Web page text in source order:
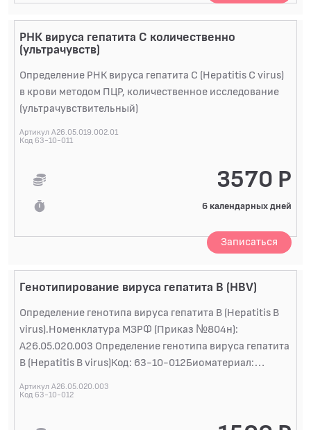
РНК вируса гепатита C количественно
(ультрачувств)
Определение РНК вируса гепатита C (Hepatitis C virus)
в крови методом ПЦР, количественное исследование
(ультрачувствительный)
Артикул A26.05.019.002.01
Код 63-10-011
3570 Р
6 календарных дней
Записаться
Генотипирование вируса гепатита B (HBV)
Определение генотипа вируса гепатита B (Hepatitis B
virus).Номенклатура МЗРФ (Приказ №804н):
A26.05.020.003 Определение генотипа вируса гепатита
B (Hepatitis B virus)Код: 63-10-012Биоматериал:
исследованиюСпециальной подготовки пациента не
Артикул A26.05.020.003
Код 63-10-012